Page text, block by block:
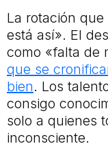
La rotación
está así». El
como «falta de
que se
bien. Los
consigo
solo a quienes
inconsciente.